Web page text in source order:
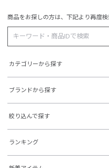
商品をお探しの方は、下記より再度検
カテゴリーから探す
ブランドから探す
絞り込んで探す
ランキング